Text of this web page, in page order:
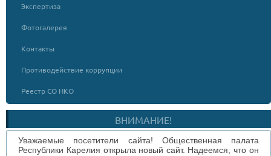
Экспертиза
Фотогалерея
Контакты
Противодействие коррупции
Реестр СО НКО
ВНИМАНИЕ!
Уважаемые посетители сайта! Общественная палата
Республики Карелия открыла новый сайт. Надеемся, что он